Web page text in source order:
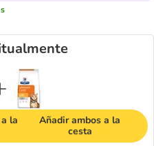
la
Añadir ambos a la
cesta